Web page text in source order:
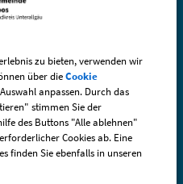
0
30
zu bieten, verwenden wir
über dieCookie
anpassen. Durch das
stimmen Sie der
des Buttons "Alle ablehnen"
Cookies ab. Eine
finden Sie ebenfalls in unseren